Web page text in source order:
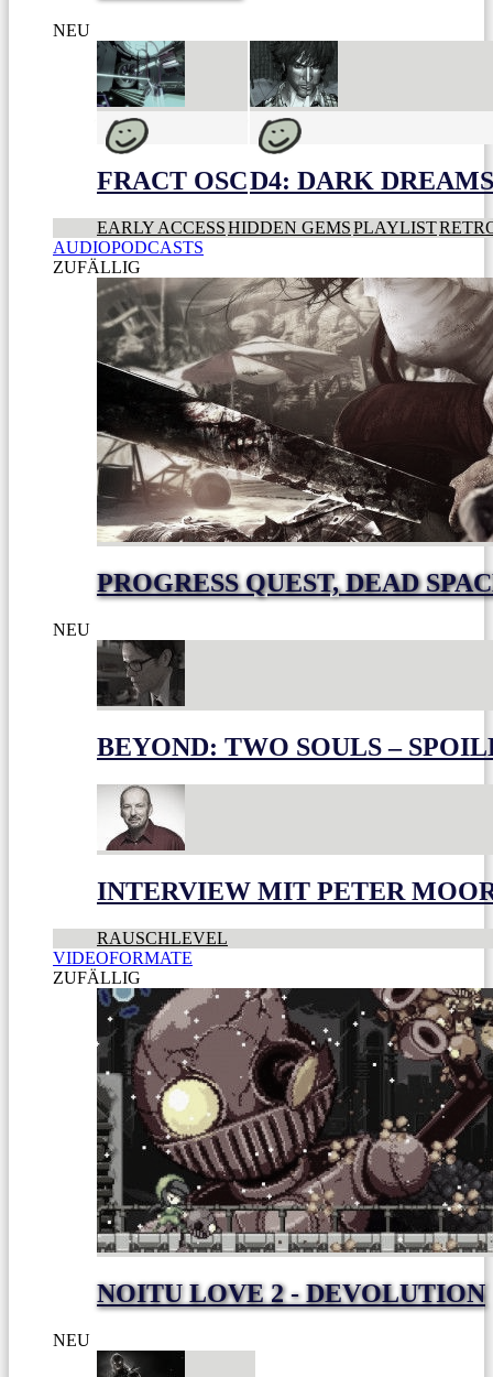
NEU
FRACT OSCD4: DARK
EARLY ACCESSHIDDEN GEMSPLAYLIST
AUDIOPODCASTS
ZUFÄLLIG
PROGRESS QUEST, DEAD
NEU
BEYOND: TWO SOULS –
INTERVIEW MIT PETER
RAUSCHLEVEL
VIDEOFORMATE
ZUFÄLLIG
NOITU LOVE 2 - DEVOLUTION
NEU